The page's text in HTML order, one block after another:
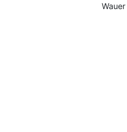
Wauer